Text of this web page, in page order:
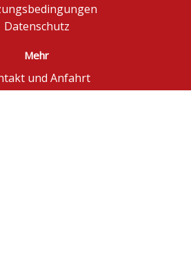
Datenschutz
Mehr
und Anfahrt
Düsseldorf